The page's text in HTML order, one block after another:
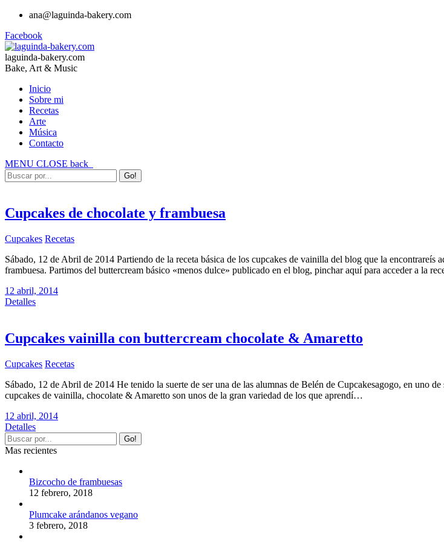
ana@laguinda-bakery.com
Facebook
laguinda-bakery.com
Bake, Art & Music
Inicio
Sobre mi
Recetas
Arte
Música
Contacto
MENU CLOSE back
Cupcakes de chocolate y frambuesa
Cupcakes Recetas
Sábado, 12 de Abril de 2014 Partiendo de la receta básica de los cupcakes de vainilla del blog que la encontrareís
frambuesa. Partimos del buttercream básico «menos dulce» publicado en el blog, pinchar aquí para acceder a la
12 abril, 2014
Detalles
Cupcakes vainilla con buttercream chocolate & Amaretto
Cupcakes Recetas
Sábado, 12 de Abril de 2014 He tenido la suerte de ser una de las alumnas de Belén de Cupcakesagogo, en uno
cupcakes de vainilla, chocolate & Amaretto son unos de la gran variedad de los que aprendí…
12 abril, 2014
Detalles
Mas recientes
Bizcocho de frambuesas
12 febrero, 2018
Plumcake arándanos vegano
3 febrero, 2018